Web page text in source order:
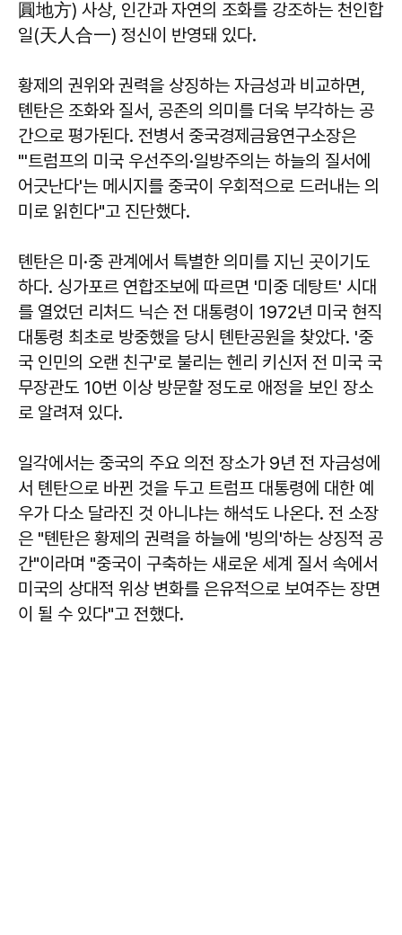
圓地方) 사상, 인간과 자연의 조화를 강조하는 천인합
일(天人合一) 정신이 반영돼 있다.
황제의 권위와 권력을 상징하는 자금성과 비교하면,
톈탄은 조화와 질서, 공존의 의미를 더욱 부각하는 공
간으로 평가된다. 전병서 중국경제금융연구소장은
"'트럼프의 미국 우선주의·일방주의는 하늘의 질서에
어긋난다'는 메시지를 중국이 우회적으로 드러내는 의
미로 읽힌다"고 진단했다.
톈탄은 미·중 관계에서 특별한 의미를 지닌 곳이기도
하다. 싱가포르 연합조보에 따르면 '미중 데탕트' 시대
를 열었던 리처드 닉슨 전 대통령이 1972년 미국 현직
대통령 최초로 방중했을 당시 톈탄공원을 찾았다. '중
국 인민의 오랜 친구'로 불리는 헨리 키신저 전 미국 국
무장관도 10번 이상 방문할 정도로 애정을 보인 장소
로 알려져 있다.
일각에서는 중국의 주요 의전 장소가 9년 전 자금성에
서 톈탄으로 바뀐 것을 두고 트럼프 대통령에 대한 예
우가 다소 달라진 것 아니냐는 해석도 나온다. 전 소장
은 "톈탄은 황제의 권력을 하늘에 '빙의'하는 상징적 공
간"이라며 "중국이 구축하는 새로운 세계 질서 속에서
미국의 상대적 위상 변화를 은유적으로 보여주는 장면
이 될 수 있다"고 전했다.